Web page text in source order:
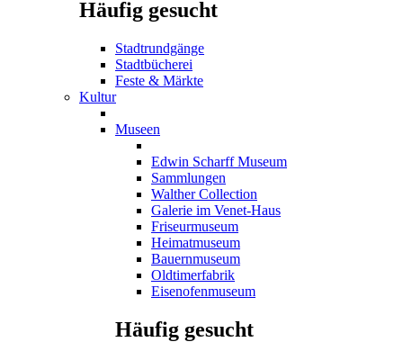
Häufig gesucht
Stadtrundgänge
Stadtbücherei
Feste & Märkte
Kultur
Museen
Edwin Scharff Museum
Sammlungen
Walther Collection
Galerie im Venet-Haus
Friseurmuseum
Heimatmuseum
Bauernmuseum
Oldtimerfabrik
Eisenofenmuseum
Häufig gesucht